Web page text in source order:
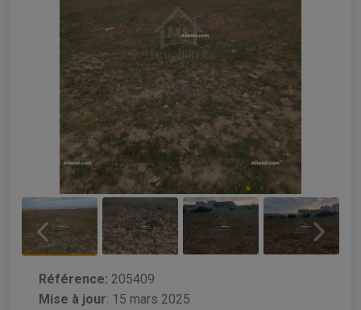
Référence: 205409
Mise à jour: 15 mars 2025